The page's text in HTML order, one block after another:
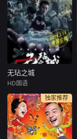
到“小狼羔子”的绰
号。凭着坚忍不拔
的意志品质长期率
部孤悬敌后，与日
寇血拼、与土匪厮
杀、与反动派对
决，多次负伤几乎
牺牲，虽然承受着
危难困苦
无玷之城
赵刚
心生邪念必有
殃，内心光明万事
祥。本片讲述了拆
无玷之城
HD国语
独家推荐